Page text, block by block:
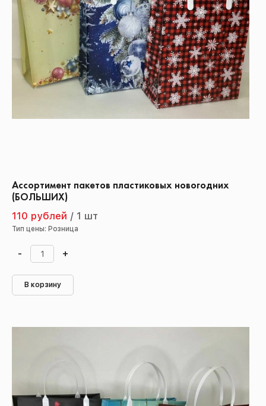
Ассортимент пакетов пластиковых новогодних
(БОЛЬШИХ)
110 рублей / 1 шт
Тип цены: Розница
- +
В корзину